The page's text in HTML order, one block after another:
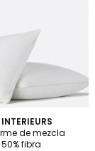
de mezcla
fibra